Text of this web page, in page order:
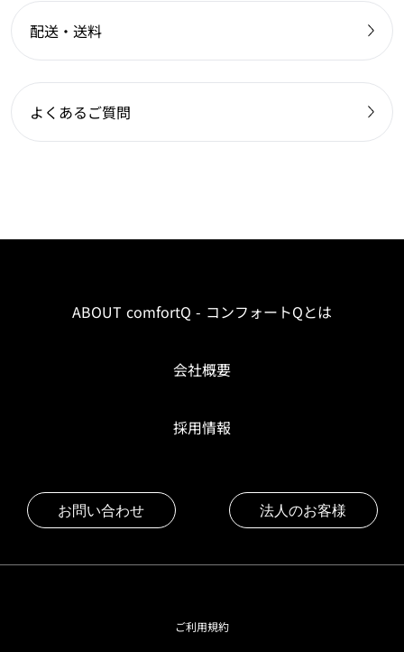
配送・送料
よくあるご質問
ABOUT comfortQ - コンフォートQとは
会社概要
採用情報
お問い合わせ 法人のお客様
ご利用規約